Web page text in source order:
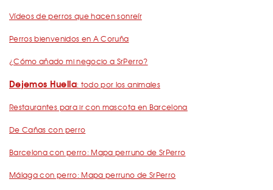
Vídeos de perros que hacen sonreír
Perros bienvenidos en A Coruña
¿Cómo añado mi negocio a SrPerro?
Dejemos Huella: todo por los animales
Restaurantes para ir con mascota en Barcelona
De Cañas con perro
Barcelona con perro: Mapa perruno de SrPerro
Málaga con perro: Mapa perruno de SrPerro